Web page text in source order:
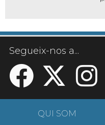
Segueix-nos a...
QUI SOM